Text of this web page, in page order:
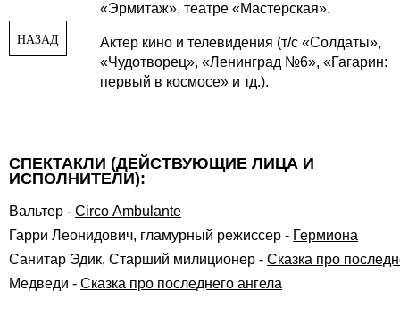
НАЗАД
«Эрмитаж», театре «Мастерская».
Актер кино и телевидения (т/с «Солдаты»,
«Чудотворец», «Ленинград №6», «Гагарин:
первый в космосе» и тд.).
СПЕКТАКЛИ (ДЕЙСТВУЮЩИЕ ЛИЦА И
ИСПОЛНИТЕЛИ):
Вальтер - Circo Аmbulante
Гарри Леонидович, гламурный режиссер - Гермиона
Санитар Эдик, Старший милиционер - Сказка про
Медведи - Сказка про последнего ангела